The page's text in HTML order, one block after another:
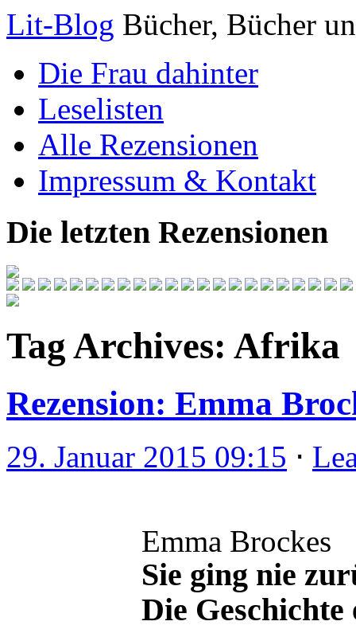
Lit-Blog Bücher, Bücher
Die Frau dahinter
Leselisten
Alle Rezensionen
Impressum & Kontakt
Die letzten Rezensionen
Tag Archives: Afrika
Rezension: Emma
29. Januar 2015 09:15 ⋅
Emma Brockes
Sie ging nie
Die